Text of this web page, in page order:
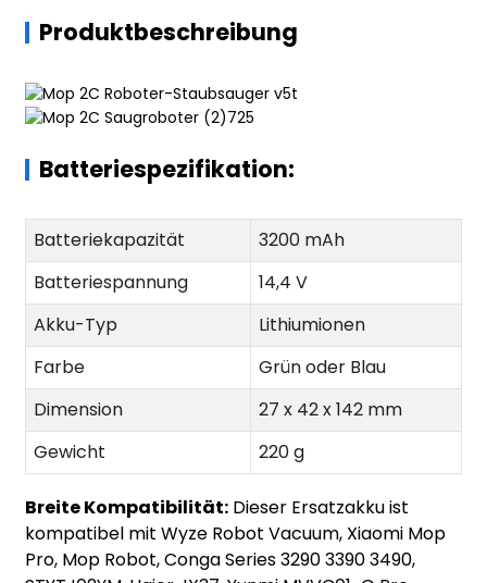
Produktbeschreibung
Batteriespezifikation:
Batteriekapazität
3200 mAh
Batteriespannung
14,4 V
Akku-Typ
Lithiumionen
Farbe
Grün oder Blau
Dimension
27 x 42 x 142 mm
Gewicht
220 g
Breite Kompatibilität:Dieser Ersatzakku ist
kompatibel mit Wyze Robot Vacuum, Xiaomi Mop
Pro, Mop Robot, Conga Series 3290 3390 3490,